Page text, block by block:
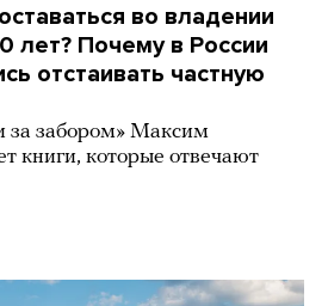
во владении
лет? Почему в России
отстаивать частную
за забором» Максим
книги, которые отвечают